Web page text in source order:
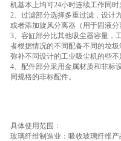
机基本上均可24小时连续工作同
2、过滤部分选择多重过滤，设计
或者添加旋风分离器（用于固液
3、容缸部分比其他吸尘器容量，
者根据情况的不同配备不同的垃
弥补不同设计的工业吸尘机的些不
4、配件部分采用金属材质和非标
同规格的非标配件。
具体使用范围：
玻璃纤维制造业：吸收玻璃纤维